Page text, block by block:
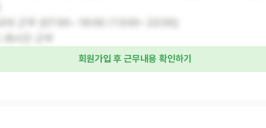
회원가입 후 근무내용 확인하기